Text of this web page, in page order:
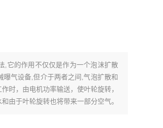
,它的作用不仅仅是作为一个泡沫扩散
气设备,但介于两者之间,气泡扩散和
时，由电机功率输送，使叶轮旋转，
由于叶轮旋转也将带来一部分空气。